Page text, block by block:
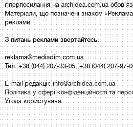
гіперпосилання на archidea.com.ua
Матеріали, що позначені знаком
реклами.
З питань реклами звертайтесь:
reklama@mediadim.com.ua
Тел: +38 (044) 207-33-05, +38 (044) 207-97-
E-mail редакції:info@archidea.com.ua
Політика у сфері конфіденційності та
Угода користувача